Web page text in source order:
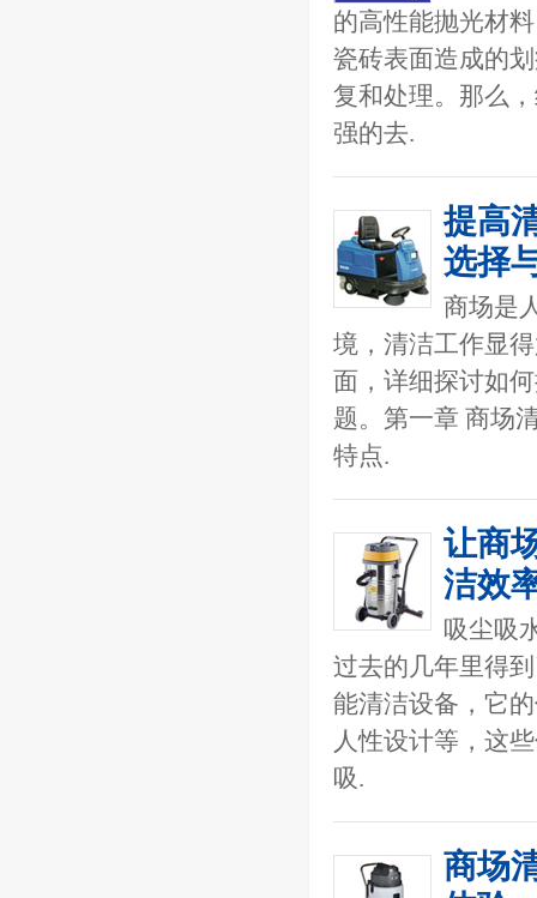
的高性能抛光材
瓷砖表面造成的
复和处理。那么
强的去.
提高
选择
商场是
境，清洁工作显
面，详细探讨如
题。第一章 商场
特点.
让商
洁效
吸尘吸
过去的几年里得
能清洁设备，它
人性设计等，这
吸.
商场